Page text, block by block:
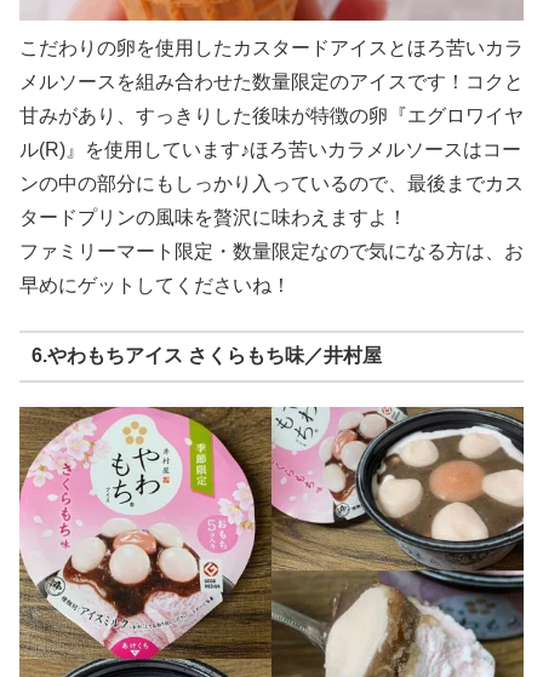
こだわりの卵を使用したカスタードアイスとほろ苦いカラ
メルソースを組み合わせた数量限定のアイスです！コクと
甘みがあり、すっきりした後味が特徴の卵『エグロワイヤ
ル(R)』を使用しています♪ほろ苦いカラメルソースはコー
ンの中の部分にもしっかり入っているので、最後までカス
タードプリンの風味を贅沢に味わえますよ！
ファミリーマート限定・数量限定なので気になる方は、お
早めにゲットしてくださいね！
6.やわもちアイス さくらもち味／井村屋